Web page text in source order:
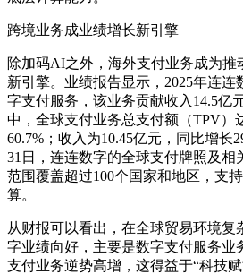
跨境业务成业绩增长新引擎
除加码AI之外，海外支付业务成为推
新引擎。业绩报告显示，2025年连连
字支付服务，该业务贡献收入14.5亿
中，全球支付业务总支付额（TPV）
60.7%；收入为10.45亿元，同比增长
31日，连连数字的全球支付牌照及相
范围覆盖超过100个国家和地区，支
算。
从财报可以看出，在全球贸易环境复
字业绩向好，主要是数字支付服务业
支付业务逆势高增，这得益于“科技